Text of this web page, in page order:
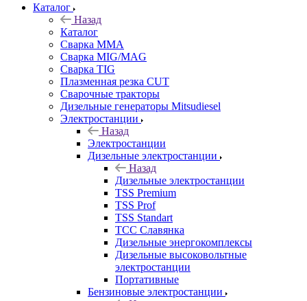
Каталог
Назад
Каталог
Сварка MMA
Сварка MIG/MAG
Сварка TIG
Плазменная резка CUT
Сварочные тракторы
Дизельные генераторы Mitsudiesel
Электростанции
Назад
Электростанции
Дизельные электростанции
Назад
Дизельные электростанции
TSS Premium
TSS Prof
TSS Standart
ТСС Славянка
Дизельные энергокомплексы
Дизельные высоковольтные
электростанции
Портативные
Бензиновые электростанции